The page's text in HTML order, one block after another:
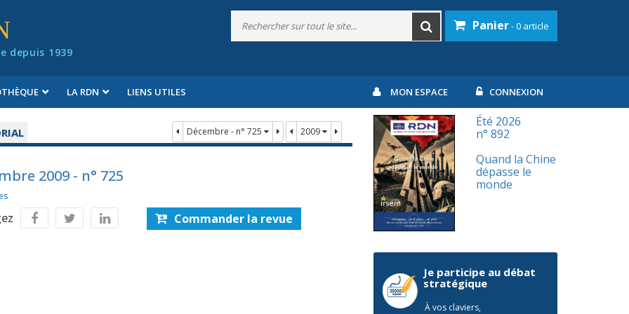
depuis 1939
Panier- 0 article
LA RDN LIENS UTILES MON ESPACE CONNEXION
Décembre - n° 725 2009
2009 - n° 725
Commander la revue
Été 2026
n° 892
Quand la Chine
dépasse le
monde
Je participe au débat
stratégique
À vos claviers,